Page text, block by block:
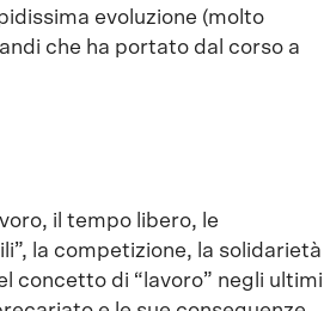
evoluzione (molto
che ha portato dal corso a
il tempo libero, le
la competizione, la solidarietà
concetto di “lavoro” negli ultimi